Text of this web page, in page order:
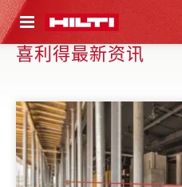
到主页
喜利得最新资讯